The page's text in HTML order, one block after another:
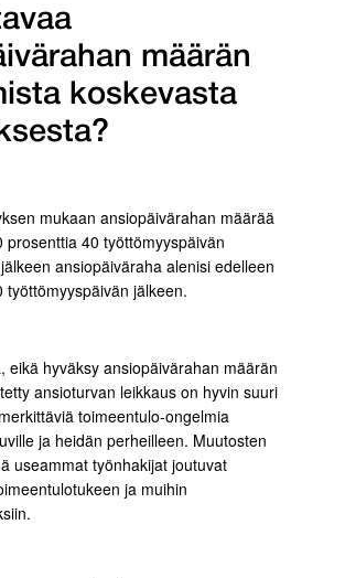
määrän
koskevasta
mukaan ansiopäivärahan määrää
prosenttia 40 työttömyyspäivän
ansiopäiväraha alenisi edelleen
työttömyyspäivän jälkeen.
eikä hyväksy ansiopäivärahan määrän
ansioturvan leikkaus on hyvin suuri
toimeentulo-ongelmia
ja heidän perheilleen. Muutosten
useammat työnhakijat joutuvat
ja muihin